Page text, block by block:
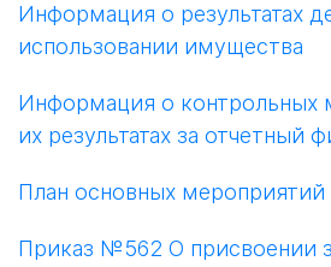
Информация о результатах
использовании имущества
Информация о контрольных
их результатах за отчетный
План основных мероприятий
Приказ №562 О присвоении